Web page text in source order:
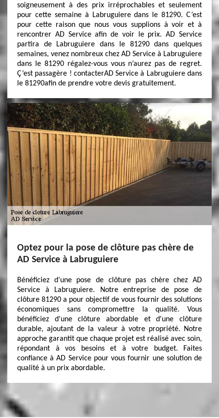
soigneusement à des prix irréprochables et seulement
pour cette semaine à Labruguiere dans le 81290. C’est
pour cette raison que nous vous supplions à voir et à
rencontrer AD Service afin de voir le prix. AD Service
partira de Labruguiere dans le 81290 dans quelques
semaines, venez nombreux chez AD Service à Labruguiere
dans le 81290 régalez-vous vous n’aurez pas de regret.
Ç’est passagère ! contacterAD Service à Labruguiere dans
le 81290afin de prendre votre devis gratuitement.
Optez pour la pose de clôture pas chère de
AD Service à Labruguiere
Bénéficiez d’une pose de clôture pas chère chez AD
Service à Labruguiere. Notre entreprise de pose de
clôture 81290 a pour objectif de vous fournir des solutions
économiques sans compromettre la qualité. Vous
bénéficiez d'une clôture abordable et d'une clôture
durable, ajoutant de la valeur à votre propriété. Notre
approche garantit que chaque projet est réalisé avec soin,
répondant à vos besoins et à votre budget. Faites
confiance à AD Service pour vous fournir une solution de
qualité à un prix abordable.